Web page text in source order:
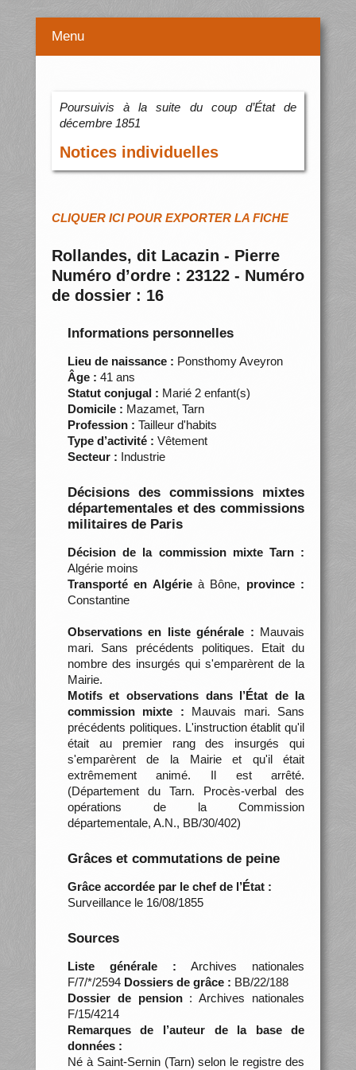
Menu
Poursuivis à la suite du coup d’État de
décembre 1851
Notices individuelles
CLIQUER ICI POUR EXPORTER LA FICHE
Rollandes, dit Lacazin - Pierre
Numéro d’ordre : 23122 - Numéro
de dossier : 16
Informations personnelles
Lieu de naissance : Ponsthomy Aveyron
Âge : 41 ans
Statut conjugal : Marié 2 enfant(s)
Domicile : Mazamet, Tarn
Profession : Tailleur d'habits
Type d’activité : Vêtement
Secteur : Industrie
Décisions des commissions mixtes
départementales et des commissions
militaires de Paris
Décision de la commission mixte Tarn :
Algérie moins
Transporté en Algérieà Bône, province :
Constantine
Observations en liste générale : Mauvais
mari. Sans précédents politiques. Etait du
nombre des insurgés qui s'emparèrent de la
Mairie.
Motifs et observations dans l’État de la
commission mixte : Mauvais mari. Sans
précédents politiques. L'instruction établit qu'il
était au premier rang des insurgés qui
s'emparèrent de la Mairie et qu'il était
extrêmement animé. Il est arrêté.
(Département du Tarn. Procès-verbal des
opérations de la Commission
départementale, A.N., BB/30/402)
Grâces et commutations de peine
Grâce accordée par le chef de l’État :
Surveillance le 16/08/1855
Sources
Liste générale : Archives nationales
F/7/*/2594 Dossiers de grâce : BB/22/188
Dossier de pension: Archives nationales
F/15/4214
Remarques de l’auteur de la base de
données :
Né à Saint-Sernin (Tarn) selon le registre des